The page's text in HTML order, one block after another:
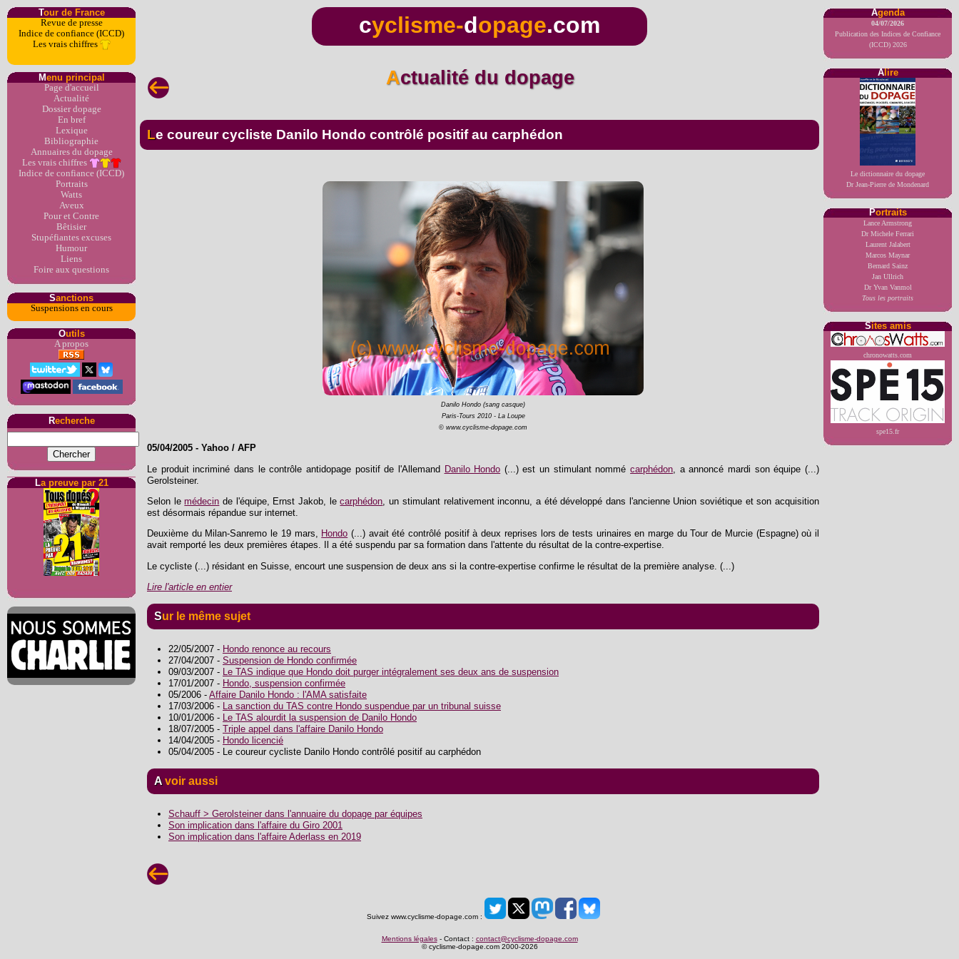
Tour de France
Revue de presse
Indice de confiance (ICCD)
Les vrais chiffres
Menu principal
Page d'accueil
Actualité
Dossier dopage
En bref
Lexique
Bibliographie
Annuaires du dopage
Les vrais chiffres
Indice de confiance (ICCD)
Portraits
Watts
Aveux
Pour et Contre
Bêtisier
Stupéfiantes excuses
Humour
Liens
Foire aux questions
Sanctions
Suspensions en cours
Outils
A propos
Recherche
La preuve par 21
Agenda
04/07/2026
Publication des Indices de Confiance
(ICCD) 2026
Alire
Le dictionnaire du dopage
Dr Jean-Pierre de Mondenard
Portraits
Lance Armstrong
Dr Michele Ferrari
Laurent Jalabert
Marcos Maynar
Bernard Sainz
Jan Ullrich
Dr Yvan Vanmol
Tous les portraits
Sites amis
chronowatts.com
spe15.fr
cyclisme-dopage.com
Actualité du dopage
Le coureur cycliste Danilo Hondo contrôlé positif au carphédon
Danilo Hondo (sang casque)
Paris-Tours 2010 - La Loupe
© www.cyclisme-dopage.com
05/04/2005 - Yahoo / AFP
Le produit incriminé dans le contrôle antidopage positif de l'Allemand Danilo Hondo (...) est un stimulant nommécarphédon , a annoncé mardi son équipe (...)
Gerolsteiner.
Selon lemédecin de l'équipe, Ernst Jakob, lecarphédon , un stimulant relativement inconnu, a été développé dans l'ancienne Union soviétique et son acquisition
est désormais répandue sur internet.
Deuxième du Milan-Sanremo le 19 mars, Hondo (...) avait été contrôlé positif à deux reprises lors de tests urinaires en marge du Tour de Murcie (Espagne) où il
avait remporté les deux premières étapes. Il a été suspendu par sa formation dans l'attente du résultat de la contre-expertise.
Le cycliste (...) résidant en Suisse, encourt une suspension de deux ans si la contre-expertise confirme le résultat de la première analyse. (...)
Lire l'article en entier
Sur le même sujet
22/05/2007 - Hondo renonce au recours
27/04/2007 - Suspension de Hondo confirmée
09/03/2007 -
Le TAS indique que Hondo doit purger intégralement ses deux ans de suspension
17/01/2007 - Hondo, suspension confirmée
05/2006 - Affaire Danilo Hondo : l'AMA satisfaite
17/03/2006 -
La sanction du TAS contre Hondo suspendue par un tribunal suisse
10/01/2006 -
Le TAS alourdit la suspension de Danilo Hondo
18/07/2005 - Triple appel dans l'affaire Danilo Hondo
14/04/2005 - Hondo licencié
05/04/2005 - Le coureur cycliste Danilo Hondo contrôlé positif au carphédon
A voir aussi
Schauff > Gerolsteiner dans l'annuaire du dopage par équipes
Son implication dans l'affaire du Giro 2001
Son implication dans l'affaire Aderlass en 2019
Suivez www.cyclisme-dopage.com :
Mentions légales- Contact : contact@cyclisme-dopage.com
© cyclisme-dopage.com 2000-2026